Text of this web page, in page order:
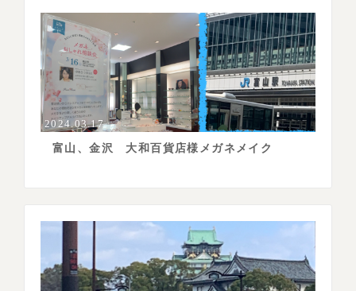
2024.03.17
富山、金沢 大和百貨店様メガネメイク